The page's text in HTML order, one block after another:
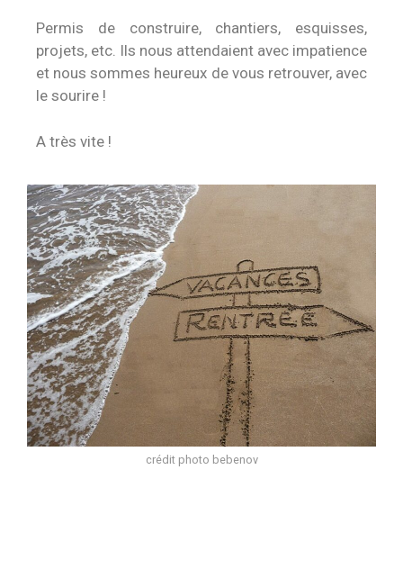
Permis de construire, chantiers, esquisses,
projets, etc. Ils nous attendaient avec impatience
et nous sommes heureux de vous retrouver, avec
le sourire !
A très vite !
crédit photo bebenov